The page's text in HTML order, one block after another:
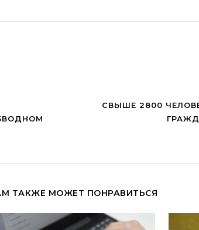
СВЫШЕ 2800
ТАКЖЕ МОЖЕТ ПОНРАВИТЬСЯ